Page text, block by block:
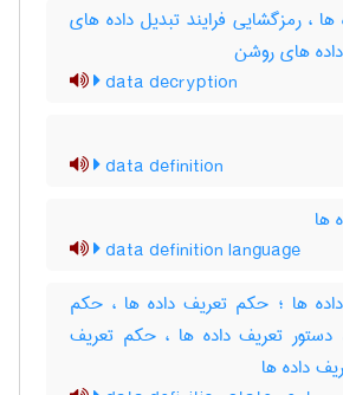
، رمزگشایی فرایند تبدیل داده های
های روشن
data decryption
data definition
ها
data definition language
ها ؛ حکم تعریف داده ها ، حکم
دستور تعریف داده ها ، حکم تعریف
داده ها